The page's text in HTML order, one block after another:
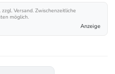
Versand. Zwischenzeitliche
möglich.
Anzeige